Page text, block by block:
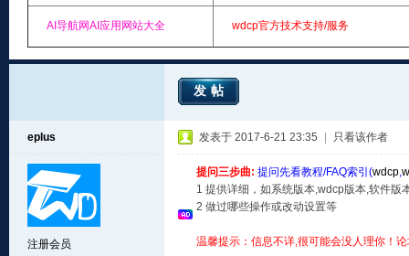
AI导航网AI应用网站大全 wdcp官方技术支持/服务
发帖
eplus
注册会员
发表于 2017-6-21 23:35 只看该作者
提问三步曲: 提问先看教程/FAQ索引(wdcp,
1 提供详细，如系统版本,wdcp版本,软件版
2 做过哪些操作或改动设置等
温馨提示：信息不详,很可能会没人理你！